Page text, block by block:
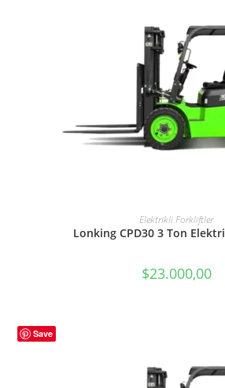
SEPETE EKLE
Elektrikli Forkliftler
Lonking CPD30 3 Ton
$23.000,00
Save